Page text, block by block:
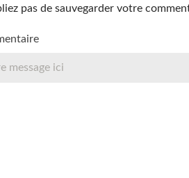
pas de sauvegarder votre